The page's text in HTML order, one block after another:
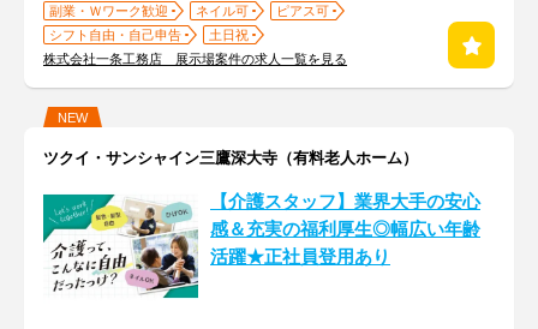
副業・Ｗワーク歓迎 ネイル可
ピアス可
シフト自由・自己申告
土日祝
株式会社一条工務店 展示場案件の求人一覧を見る
NEW
ツクイ・サンシャイン三鷹深大寺（有料老人ホーム）
【介護スタッフ】業界大手の安心
感＆充実の福利厚生◎幅広い年齢
活躍★正社員登用あり